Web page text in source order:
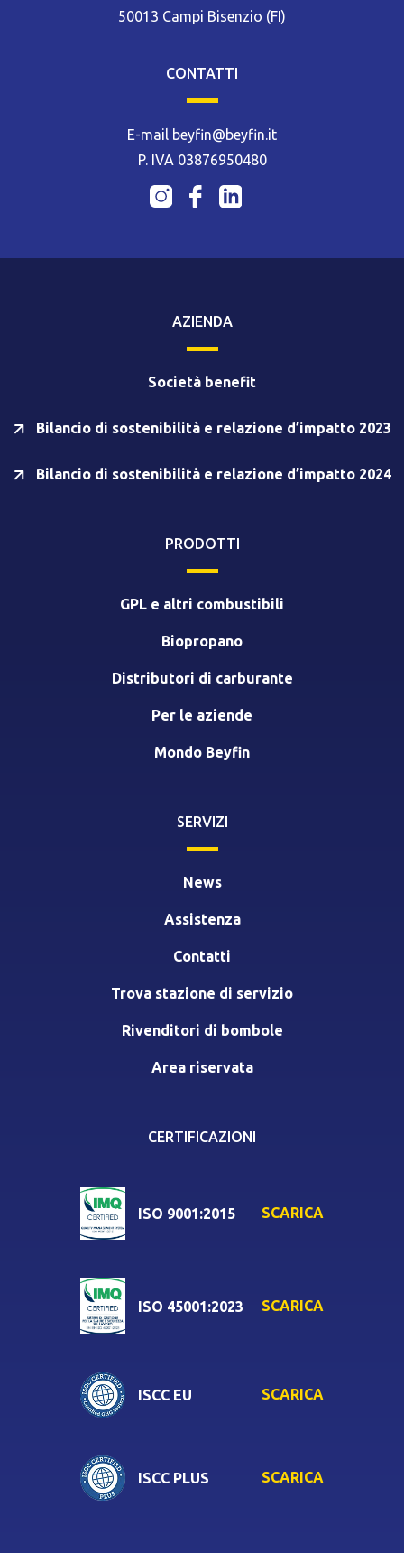
50013 Campi Bisenzio (FI)
CONTATTI
E-mail beyfin@beyfin.it
P. IVA 03876950480
AZIENDA
Società benefit
Bilancio di sostenibilità e relazione d’impatto 2023
Bilancio di sostenibilità e relazione d’impatto 2024
PRODOTTI
GPL e altri combustibili
Biopropano
Distributori di carburante
Per le aziende
Mondo Beyfin
SERVIZI
News
Assistenza
Contatti
Trova stazione di servizio
Rivenditori di bombole
Area riservata
CERTIFICAZIONI
ISO 9001:2015 SCARICA
ISO 45001:2023 SCARICA
ISCC EU SCARICA
ISCC PLUS SCARICA